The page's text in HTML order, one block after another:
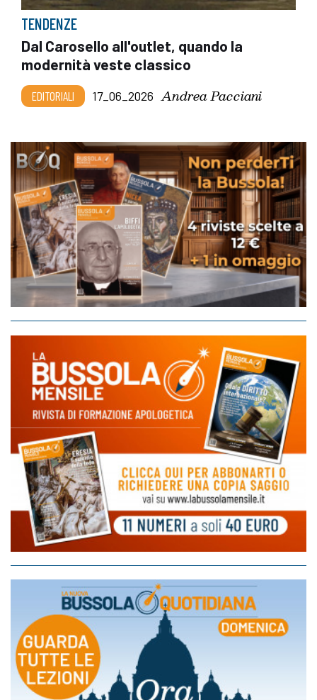
TENDENZE
Dal Carosello all'outlet, quando la
modernità veste classico
EDITORIALI 17_06_2026 Andrea Pacciani